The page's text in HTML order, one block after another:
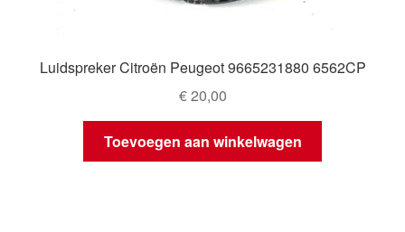
Luidspreker Citroën Peugeot 9665231880 6562CP
€20,00
Toevoegen aan winkelwagen